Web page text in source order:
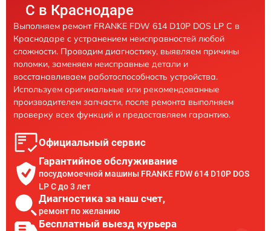
C в Краснодаре
Выполняем ремонт FRANKE FDW 614 D10P DOS LP C в
Краснодаре с устранением неисправностей любой
сложности. Проводим диагностику, выявляем причины
поломки, заменяем неисправные детали и
восстанавливаем работоспособность устройства.
Используем оригинальные или рекомендованные
производителем запчасти, после ремонта выполняем
проверку всех функций и предоставляем гарантию.
Официальный сервис
Гарантийное обслуживание
посудомоечной машины FRANKE FDW 614 D10P DOS
LP C до 3 лет
Диагностика за наш счет,
ремонт по желанию
Бесплатный выезд курьера